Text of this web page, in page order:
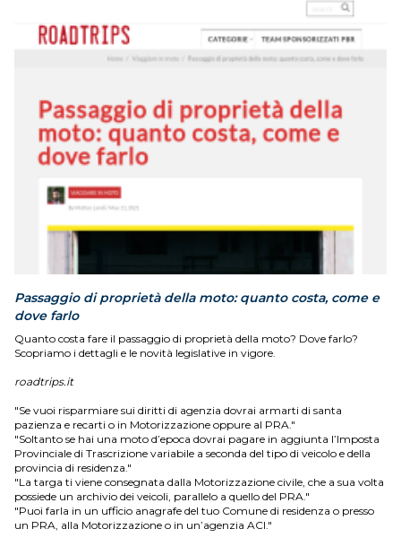
Passaggio di proprietà della moto: quanto costa, come e
dove farlo
Quanto costa fare il passaggio di proprietà della moto? Dove farlo?
Scopriamo i dettagli e le novità legislative in vigore.
roadtrips.it
"Se vuoi risparmiare sui diritti di agenzia dovrai armarti di santa
pazienza e recarti o in Motorizzazione oppure al PRA."
"Soltanto se hai una moto d’epoca dovrai pagare in aggiunta l’Imposta
Provinciale di Trascrizione variabile a seconda del tipo di veicolo e della
provincia di residenza."
"La targa ti viene consegnata dalla Motorizzazione civile, che a sua volta
possiede un archivio dei veicoli, parallelo a quello del PRA."
"Puoi farla in un ufficio anagrafe del tuo Comune di residenza o presso
un PRA, alla Motorizzazione o in un’agenzia ACI."